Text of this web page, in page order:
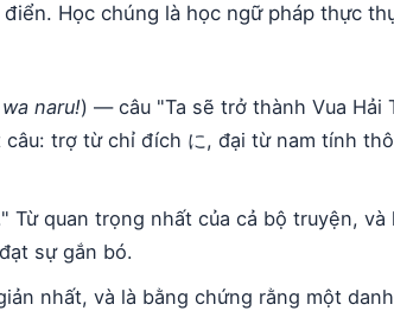
Học chúng là học ngữ pháp thực
naru!) — câu "Ta sẽ trở thành Vua Hải
trợ từ chỉ đích に, đại từ nam tính
quan trọng nhất của cả bộ truyện, và
sự gắn bó.
nhất, và là bằng chứng rằng một